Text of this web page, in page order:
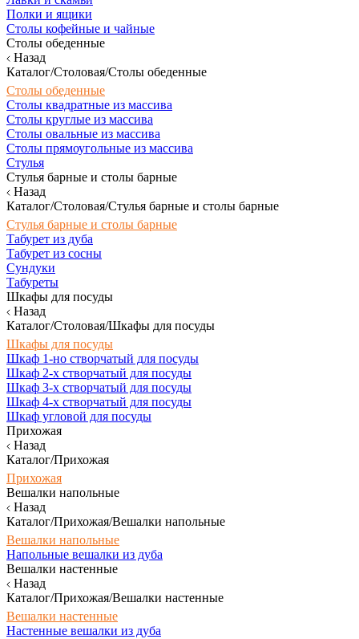
Полки и ящики
Столы кофейные и чайные
Столы обеденные
Назад
Каталог/Столовая/Столы обеденные
Столы обеденные
Столы квадратные из массива
Столы круглые из массива
Столы овальные из массива
Столы прямоугольные из массива
Стулья
Стулья барные и столы барные
Назад
Каталог/Столовая/Стулья барные и столы барные
Стулья барные и столы барные
Табурет из дуба
Табурет из сосны
Сундуки
Табуреты
Шкафы для посуды
Назад
Каталог/Столовая/Шкафы для посуды
Шкафы для посуды
Шкаф 1-но створчатый для посуды
Шкаф 2-х створчатый для посуды
Шкаф 3-х створчатый для посуды
Шкаф 4-х створчатый для посуды
Шкаф угловой для посуды
Прихожая
Назад
Каталог/Прихожая
Прихожая
Вешалки напольные
Назад
Каталог/Прихожая/Вешалки напольные
Вешалки напольные
Напольные вешалки из дуба
Вешалки настенные
Назад
Каталог/Прихожая/Вешалки настенные
Вешалки настенные
Настенные вешалки из дуба